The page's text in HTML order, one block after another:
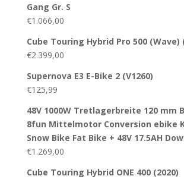
Gang Gr. S
€1.066,00
Cube Touring Hybrid Pro 500 (Wave)
€2.399,00
Supernova E3 E-Bike 2 (V1260)
€125,99
48V 1000W Tretlagerbreite 120 mm
8fun Mittelmotor Conversion ebike
Snow Bike Fat Bike + 48V 17.5AH
€1.269,00
Cube Touring Hybrid ONE 400 (2020)